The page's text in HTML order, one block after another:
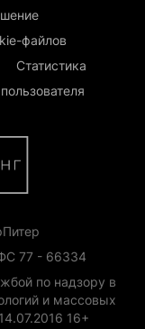
файлов
Статистика
77 - 66334
по надзору в
и массовых
16+